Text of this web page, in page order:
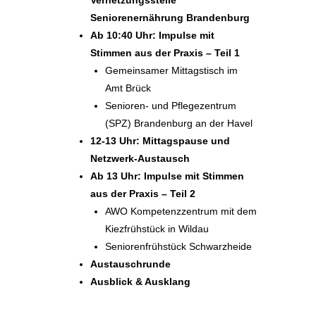
Seniorenernährung Brandenburg
Ab 10:40 Uhr: Impulse mit
Stimmen aus der Praxis – Teil 1
Gemeinsamer Mittagstisch im
Amt Brück
Senioren- und Pflegezentrum
(SPZ) Brandenburg an der Havel
12-13 Uhr: Mittagspause und
Netzwerk-Austausch
Ab 13 Uhr: Impulse mit Stimmen
aus der Praxis – Teil 2
AWO Kompetenzzentrum mit dem
Kiezfrühstück in Wildau
Seniorenfrühstück Schwarzheide
Austauschrunde
Ausblick & Ausklang